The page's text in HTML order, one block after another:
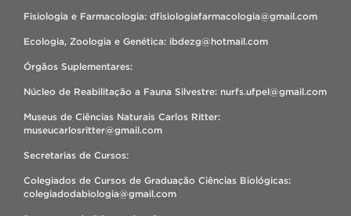
Fisiologia e Farmacologia: dfisiologiafarmacologia@gmail.com
Ecologia, Zoologia e Genética: ibdezg@hotmail.com
Órgãos Suplementares:
Núcleo de Reabilitação a Fauna Silvestre: nurfs.ufpel@gmail.com
Museus de Ciências Naturais Carlos Ritter:
museucarlosritter@gmail.com
Secretarias de Cursos:
Colegiados de Cursos de Graduação Ciências Biológicas:
colegiadodabiologia@gmail.com